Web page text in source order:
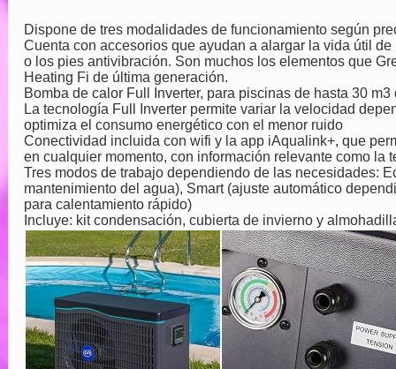
Dispone de tres modalidades de funcionamiento según
Cuenta con accesorios que ayudan a alargar la vida útil
o los pies antivibración. Son muchos los elementos que
Heating Fi de última generación.
Bomba de calor Full Inverter, para piscinas de hasta 30 m3
La tecnología Full Inverter permite variar la velocidad
optimiza el consumo energético con el menor ruido
Conectividad incluida con wifi y la app iAqualink+, que
en cualquier momento, con información relevante como la
Tres modos de trabajo dependiendo de las necesidades:
mantenimiento del agua), Smart (ajuste automático
para calentamiento rápido)
Incluye: kit condensación, cubierta de invierno y